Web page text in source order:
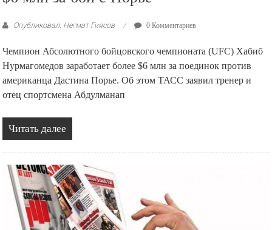
Опубликовал: Негмат Гиясов 0 Комментариев
Чемпион Абсолютного бойцовского чемпионата (UFC) Хабиб
Нурмагомедов заработает более $6 млн за поединок против
американца Дастина Порье. Об этом ТАСС заявил тренер и
отец спортсмена Абдулманап
Читать далее